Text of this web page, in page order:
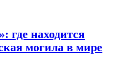
где находится
могила в мире